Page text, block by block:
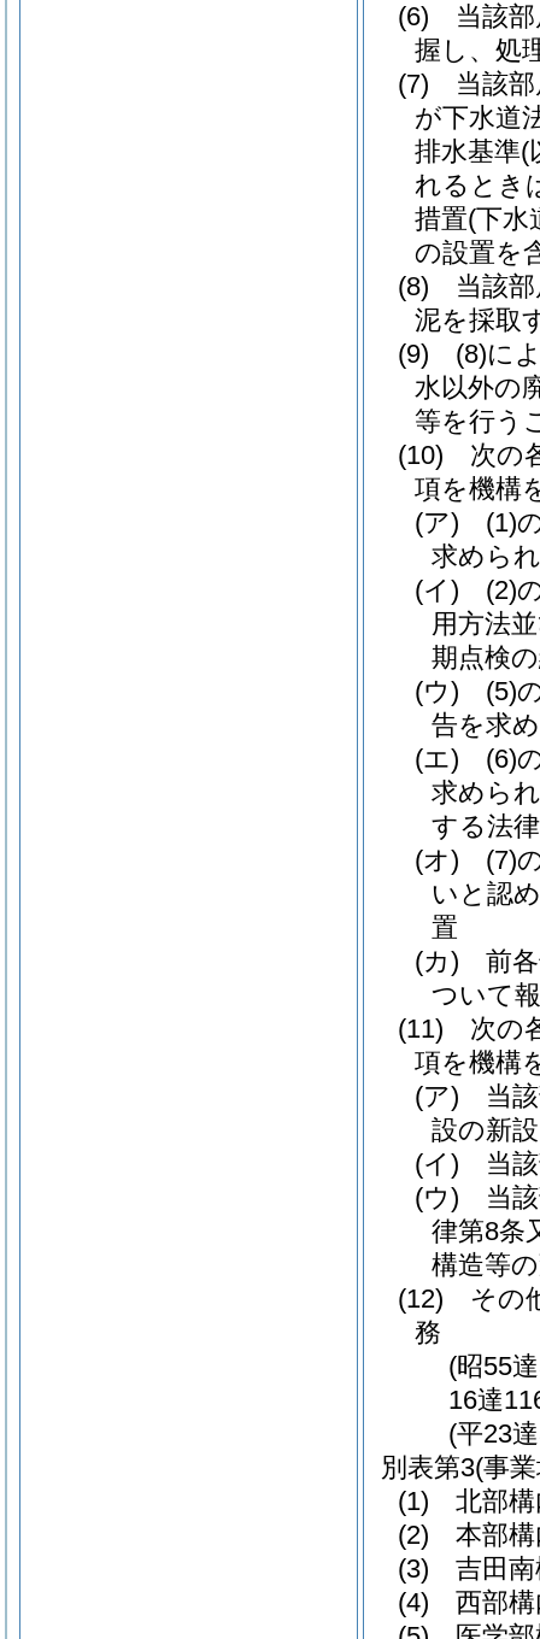
(6) 当該部
握し、処
(7) 当該部
が下水道
排水基準(
れるとき
措置(下水
の設置を
(8) 当該部
泥を採取
(9) (8)によ
水以外の
等を行う
(10) 次の
項を機構
(ア) (1)の
求めら
(イ) (2)の
用方法
期点検
(ウ) (5)の
告を求
(エ) (6)の
求めら
する法
(オ) (7)の
いと認
置
(カ) 前各
ついて
(11) 次の
項を機構
(ア) 当該
設の新
(イ) 当該
(ウ) 当該
律第8条
構造等
(12) その
務
(昭55
16達
(平23
別表第3(事
(1) 北部構
(2) 本部構
(3) 吉田南
(4) 西部構